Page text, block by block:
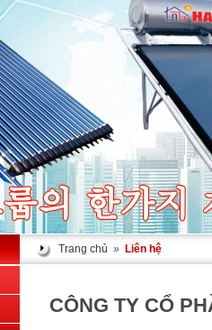
Trang chủ » Liên hệ
CÔNG TY CỔ